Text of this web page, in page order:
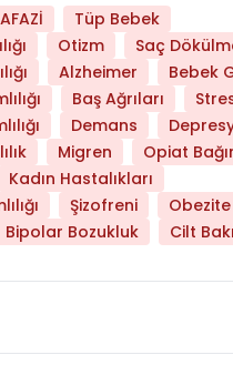
AFAZİ
Tüp Bebek
Otizm
Saç
Alzheimer
Bebek
Baş Ağrıları
Demans
Migren
Opiat
Kadın Hastalıkları
Şizofreni
Obezite
Bipolar Bozukluk Cilt